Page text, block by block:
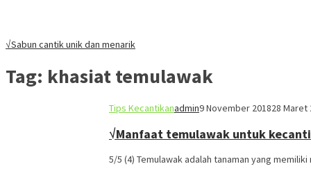
√Sabun cantik unik dan menarik
Tag: khasiat temulawak
Tips Kecantikanadmin9 November 201828 Maret
√Manfaat temulawak untuk
5/5 (4) Temulawak adalah tanaman yang